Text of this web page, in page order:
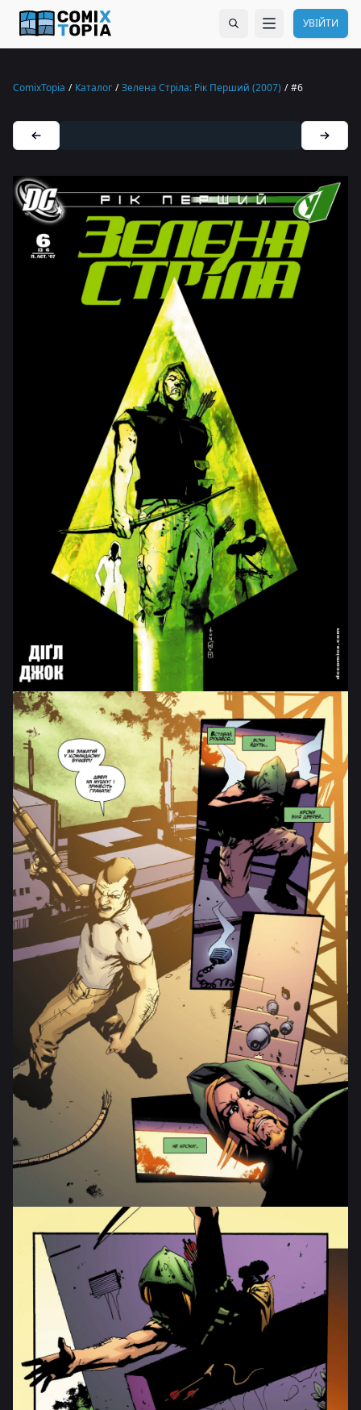
УВІЙТИ
ComixTopia / Каталог / Зелена Стріла: Рік Перший (2007) / #6